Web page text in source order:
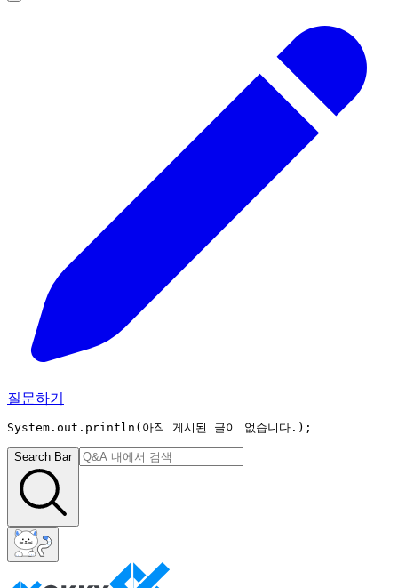
질문하기
System.out.println( 아직 게시된 글이 없습니다. );
Search Bar